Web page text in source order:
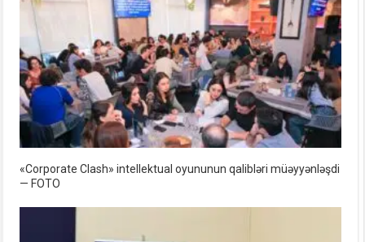
«Corporate Clash» intellektual oyununun qalibləri müəyyənləşdi
— FOTO